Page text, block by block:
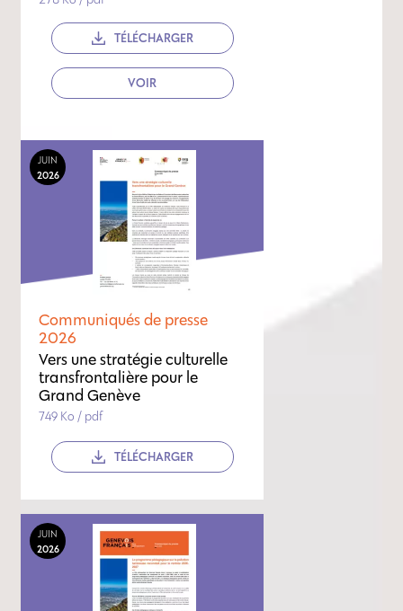
TÉLÉCHARGER
VOIR
JUIN
2026
Communiqués de presse
2026
Vers une stratégie culturelle
transfrontalière pour le
Grand Genève
749 Ko / pdf
TÉLÉCHARGER
JUIN
2026